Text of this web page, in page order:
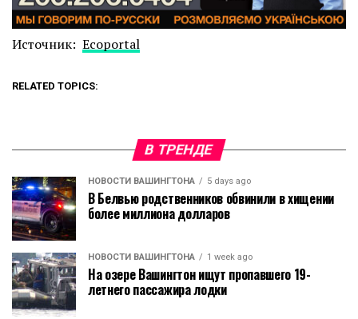
Источник: Ecoportal
RELATED TOPICS:
В ТРЕНДЕ
НОВОСТИ ВАШИНГТОНА 5 days ago
В Белвью родственников обвинили в хищении
более миллиона долларов
НОВОСТИ ВАШИНГТОНА 1 week ago
На озере Вашингтон ищут пропавшего 19-
летнего пассажира лодки